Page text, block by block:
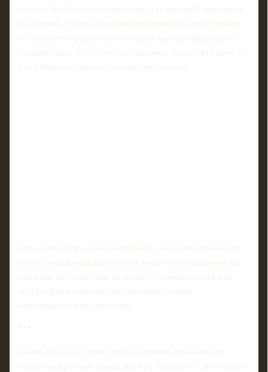
реплику футболистов видимыми для широкой аудитории.
В условиях тотальной медиапрозрачности спортсменам
все труднее скрывать свои эмоции: камеры фиксируют
реакции сразу после свистка, крупные планы передают то,
что раньше оставалось только внутри поля.
Для капитана это дополнительный слой ответственности:
любой эмоциональный всплеск может быть расценен как
давление на судей. Тем не менее, Голенков решился на
острую формулировку, подчеркивая степень
накопившегося недовольства.
Таким образом, слова Егора Голенкова отражают не
только конкретный эпизод матча с "Ахматом", но и более